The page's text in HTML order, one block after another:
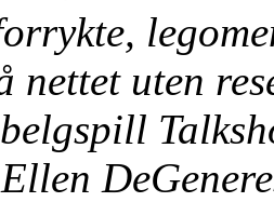
nettet uten